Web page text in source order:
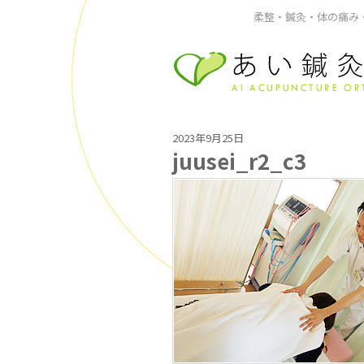
柔整・鍼灸・体の痛
2023年9月25日
juusei_r2_c3